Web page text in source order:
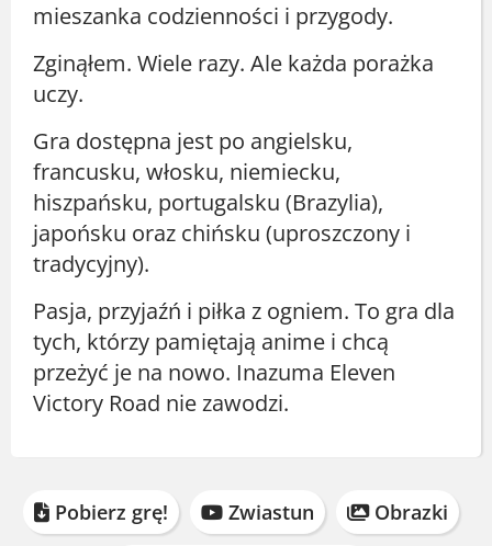
mieszanka codzienności i przygody.
Zginąłem. Wiele razy. Ale każda porażka
uczy.
Gra dostępna jest po angielsku,
francusku, włosku, niemiecku,
hiszpańsku, portugalsku (Brazylia),
japońsku oraz chińsku (uproszczony i
tradycyjny).
Pasja, przyjaźń i piłka z ogniem. To gra dla
tych, którzy pamiętają anime i chcą
przeżyć je na nowo. Inazuma Eleven
Victory Road nie zawodzi.
Pobierz grę! Zwiastun Obrazki